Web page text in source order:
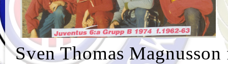
Sven Thomas